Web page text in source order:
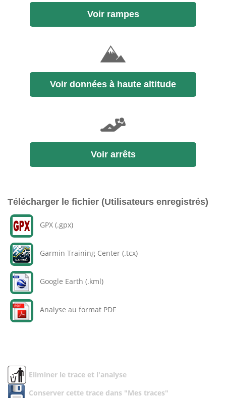
Voir rampes
Voir données à haute altitude
Voir arrêts
Télécharger le fichier (Utilisateurs enregistrés)
GPX (.gpx)
Garmin Training Center (.tcx)
Google Earth (.kml)
Analyse au format PDF
Eliminer le trace et l'analyse
Conserver cette trace dans "Mes traces"